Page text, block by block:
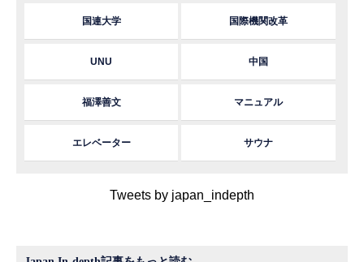
国連大学 国際機関改革
UNU 中国
福澤善文 マニュアル
エレベーター サウナ
Tweets by japan_indepth